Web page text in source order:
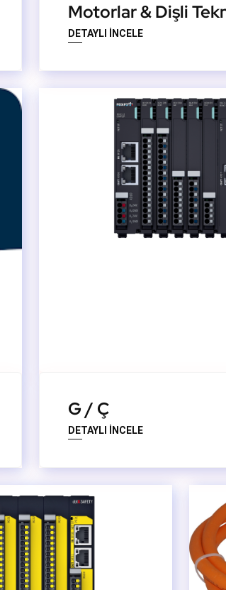
Motorlar & Dişli
DETAYLI İNCELE
G / Ç
DETAYLI İNCELE